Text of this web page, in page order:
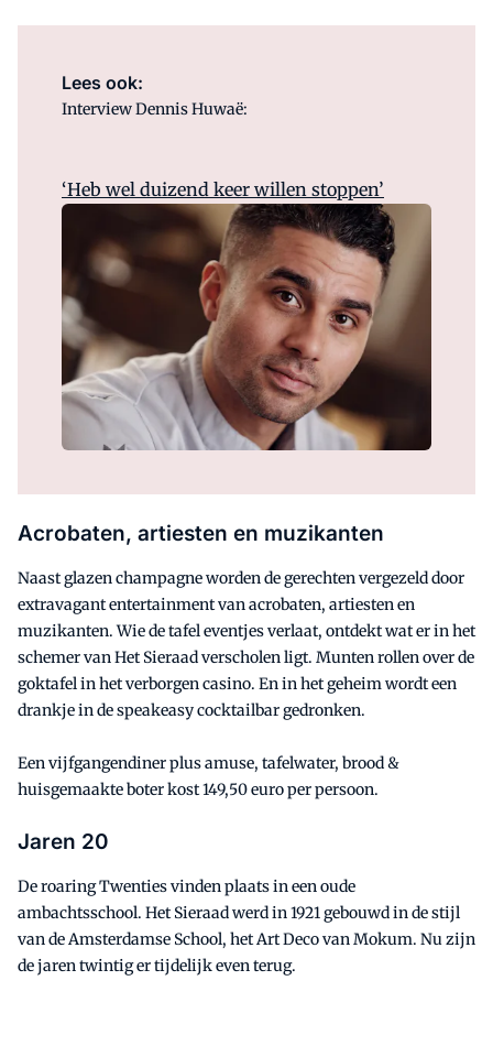
Lees ook:
Interview Dennis Huwaë:
‘Heb wel duizend keer willen stoppen’
Acrobaten, artiesten en muzikanten
Naast glazen champagne worden de gerechten vergezeld door
extravagant entertainment van acrobaten, artiesten en
muzikanten. Wie de tafel eventjes verlaat, ontdekt wat er in het
schemer van Het Sieraad verscholen ligt. Munten rollen over de
goktafel in het verborgen casino. En in het geheim wordt een
drankje in de speakeasy cocktailbar gedronken.
Een vijfgangendiner plus amuse, tafelwater, brood &
huisgemaakte boter kost 149,50 euro per persoon.
Jaren 20
De roaring Twenties vinden plaats in een oude
ambachtsschool. Het Sieraad werd in 1921 gebouwd in de stijl
van de Amsterdamse School, het Art Deco van Mokum. Nu zijn
de jaren twintig er tijdelijk even terug.